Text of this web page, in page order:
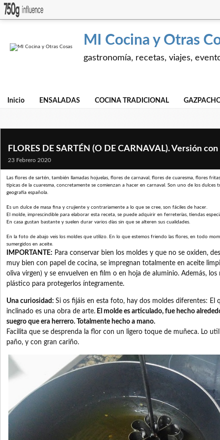
MI Cocina y Otras
gastronomía, recetas, viajes,
Inicio ENSALADAS COCINA TRADICIONAL
FLORES DE SARTÉN (O DE CARNAVAL). Versión
23 Febrero 2020
Las flores de sartén, también llamadas hojuelas, flores de carnaval, flores de cuaresma, flores
típicas de la cuaresma, concretamente se comienzan a hacer en carnaval. Son uno de los dulces
geografía española.
Es un dulce de masa fina y crujiente y contrariamente a lo que se cree, son fáciles de hacer.
El molde, imprescindible para elaborar esta receta, se puede adquirir en ferreterías, tiendas
En casa gustan bastante y suelen durar varios días sin que se alteren sus cualidades.
En la foto de abajo veis los moldes que utilizo. En lo que estemos friendo las flores, en todo
sumergidos en aceite.
IMPORTANTE: Para conservar bien los moldes y que no se oxiden,
muy bien con papel de cocina, se impregnan totalmente en aceite
oliva virgen) y se envuelven en film o en hoja de aluminio. Además,
plástico para protegerlos íntegramente.
Una curiosidad: Si os fijáis en esta foto, hay dos moldes diferentes: El
inclinado es una obra de arte. El molde es articulado, fue hecho
suegro que era herrero. Totalmente hecho a mano.
Facilita que se desprenda la flor con un ligero toque de muñeca. Lo
paño, y con gran cariño.